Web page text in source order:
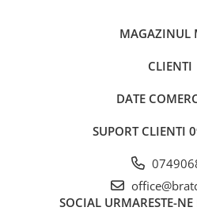
Mufe si conectori irigare
Umbrele si pavilioane gradina
MAGAZINUL
CLIENTI
DATE
SUPORT CLIENTI
SOCIAL URMARESTE-